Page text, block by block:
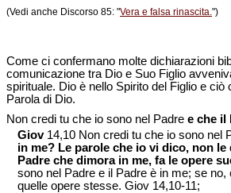
(Vedi anche Discorso 85: "Vera e falsa rinascita.")
Come ci confermano molte dichiarazioni
comunicazione tra Dio e Suo Figlio
spirituale. Dio è nello Spirito del Figlio e ciò
Parola di Dio.
Non credi tu che io sono nel Padre e che il
Giov14,10 Non credi tu che io sono nel
in me? Le parole che io vi dico, non le
Padre che dimora in me, fa le opere
sono nel Padre e il Padre è in me; se no,
quelle opere stesse. Giov 14,10-11;